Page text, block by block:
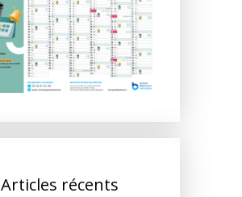
Articles récents